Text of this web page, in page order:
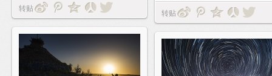
转贴
转贴